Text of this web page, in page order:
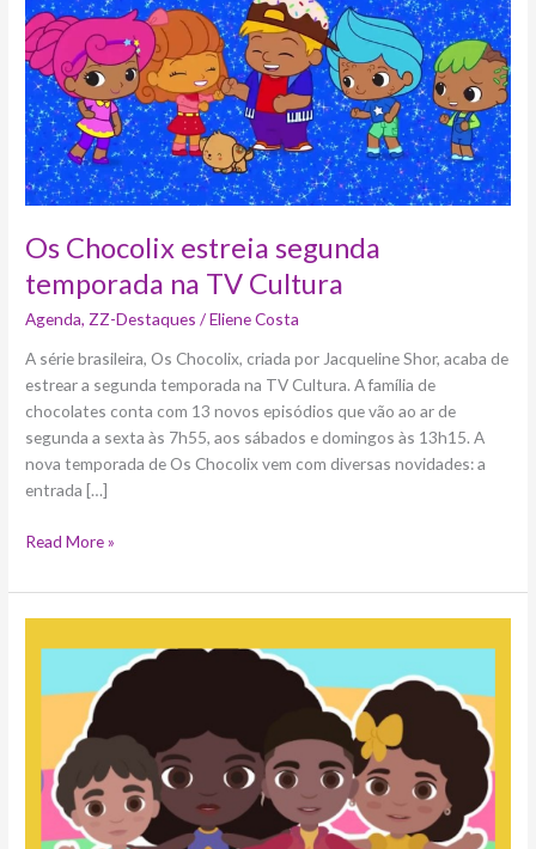
Os Chocolix estreia segunda
temporada na TV Cultura
Agenda, ZZ-Destaques /Eliene Costa
A série brasileira, Os Chocolix, criada por Jacqueline Shor, acaba de
estrear a segunda temporada na TV Cultura. A família de
chocolates conta com 13 novos episódios que vão ao ar de
segunda a sexta às 7h55, aos sábados e domingos às 13h15. A
nova temporada de Os Chocolix vem com diversas novidades: a
entrada […]
segunda
temporada
na
TV
Cultura
Read More »
infantil
questões
étnicos-
raciais